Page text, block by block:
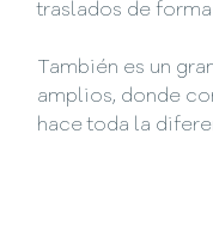
traslados de
También es un
amplios, donde
hace toda la